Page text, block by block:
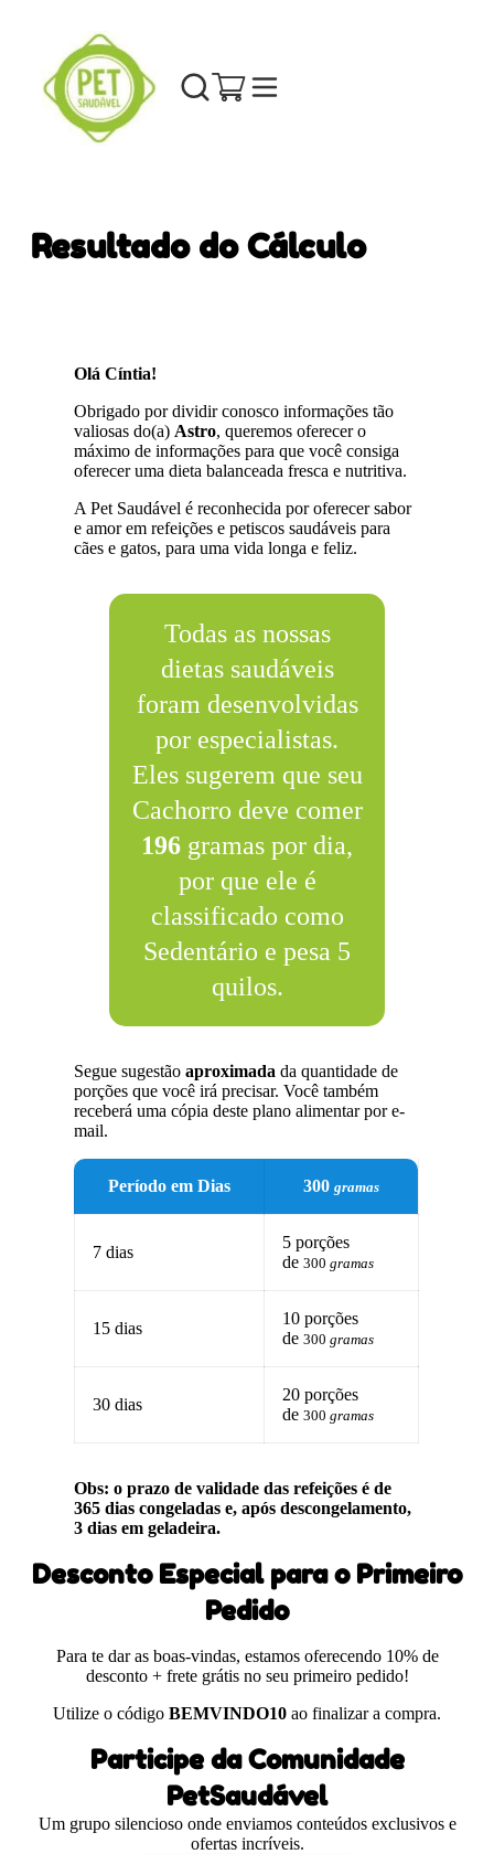
Resultado do Cálculo
Olá Cíntia!
Obrigado por dividir conosco informações tão
valiosas do(a) Astro, queremos oferecer o
máximo de informações para que você consiga
oferecer uma dieta balanceada fresca e nutritiva.
A Pet Saudável é reconhecida por oferecer sabor
e amor em refeições e petiscos saudáveis para
cães e gatos, para uma vida longa e feliz.
Todas as nossas
dietas saudáveis
foram desenvolvidas
por especialistas.
Eles sugerem que seu
Cachorro deve comer
196 gramas por dia,
por que ele é
classificado como
Sedentário e pesa 5
quilos.
Segue sugestãoaproximada da quantidade de
porções que você irá precisar. Você também
receberá uma cópia deste plano alimentar por e-
mail.
Período em Dias 300gramas
7 dias
5 porções
de300gramas
15 dias
10 porções
de300gramas
30 dias
20 porções
de300gramas
Obs: o prazo de validade das refeições é de
365 dias congeladas e, após descongelamento,
3 dias em geladeira.
Desconto Especial para o Primeiro
Pedido
Para te dar as boas-vindas, estamos oferecendo 10% de
desconto + frete grátis no seu primeiro pedido!
Utilize o código BEMVINDO10 ao finalizar a compra.
Participe da Comunidade
PetSaudável
Um grupo silencioso onde enviamos conteúdos exclusivos e
ofertas incríveis.